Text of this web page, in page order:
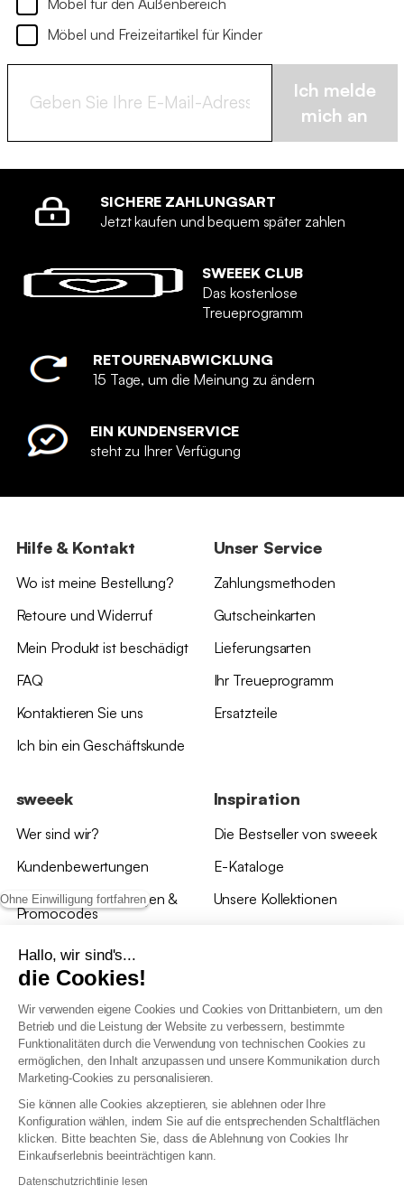
Ohne Einwilligung fortfahren
Hallo, wir sind's...
die Cookies!
Wir verwenden eigene Cookies und Cookies von Drittanbietern, um den
Betrieb und die Leistung der Website zu verbessern, bestimmte
Funktionalitäten durch die Verwendung von technischen Cookies zu
ermöglichen, den Inhalt anzupassen und unsere Kommunikation durch
Marketing-Cookies zu personalisieren.
Sie können alle Cookies akzeptieren, sie ablehnen oder Ihre
Konfiguration wählen, indem Sie auf die entsprechenden Schaltflächen
klicken. Bitte beachten Sie, dass die Ablehnung von Cookies Ihr
Einkaufserlebnis beeinträchtigen kann.
Datenschutzrichtlinie lesen
Möbel und Freizeitartikel für Kinder
Ich melde
mich an
SICHERE ZAHLUNGSART
Jetzt kaufen und bequem später zahlen
SWEEEK CLUB
Das kostenlose
Treueprogramm
RETOURENABWICKLUNG
15 Tage, um die Meinung zu ändern
EIN KUNDENSERVICE
steht zu Ihrer Verfügung
Hilfe & Kontakt
Wo ist meine Bestellung?
Retoure und Widerruf
Mein Produkt ist beschädigt
FAQ
Kontaktieren Sie uns
Ich bin ein Geschäftskunde
Unser Service
Zahlungsmethoden
Gutscheinkarten
Lieferungsarten
Ihr Treueprogramm
Ersatzteile
sweeek
Wer sind wir?
Kundenbewertungen
*Angebotsbedingungen &
Promocodes
Bewertungen von sweeek
Unsere Geschäfte
Inspiration
Die Bestseller von sweeek
E-Kataloge
Unsere Kollektionen
AGB Treueprogramm
Datenschutzrichtlinien
Allgemeine Geschäftsbedingungen für Geschäftskunden
Erklärung zur Barrierefreiheit